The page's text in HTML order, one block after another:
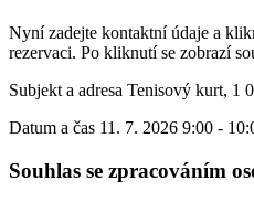
Nyní zadejte kontaktní údaje a
rezervaci. Po kliknutí se zobrazí
Subjekt a adresa Tenisový kurt, 1
Datum a čas 11. 7. 2026 9:00 -
Souhlas se zpracováním